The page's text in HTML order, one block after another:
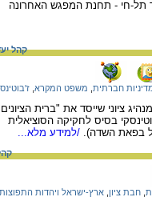
תל-חי - תחנת המפגש האחרונה
קהל
חברתית משפט המקרא
ציוני שייסד את "ברית הציונים
בסיס לחקיקה הסוציאלית
בפאת השדה). /למידע מלא...
חבת ציון ארץ-ישראל ויהדות התפוצות